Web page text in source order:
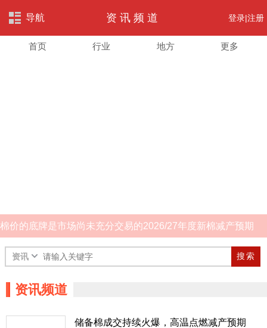
导航 资讯频道 登录|注册
首页 行业 地方 更多
棉价的底牌是市场尚未充分交易的2026/27年度新棉减产预期
资讯 搜索
资讯频道
储备棉成交持续火爆，高温点燃减产预期